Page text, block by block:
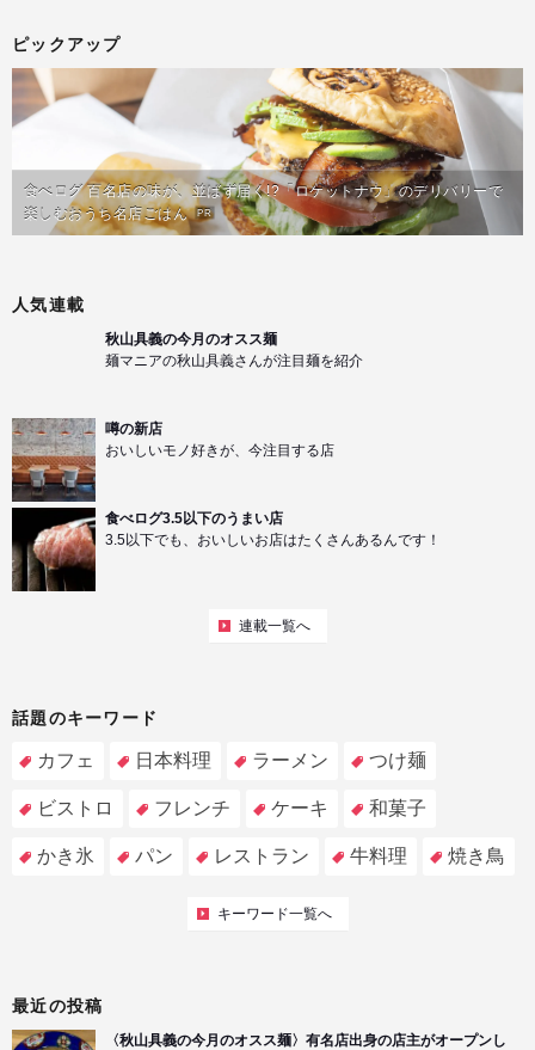
ピックアップ
食べログ 百名店の味が、並ばず届く!?「ロケットナウ」のデリバリーで
楽しむおうち名店ごはん PR
人気連載
秋山具義の今月のオスス麺
麺マニアの秋山具義さんが注目麺を紹介
噂の新店
おいしいモノ好きが、今注目する店
食べログ3.5以下のうまい店
3.5以下でも、おいしいお店はたくさんあるんです！
連載一覧へ
話題のキーワード
カフェ 日本料理 ラーメン つけ麺
ビストロ フレンチ ケーキ 和菓子
かき氷 パン レストラン 牛料理 焼き鳥
キーワード一覧へ
最近の投稿
〈秋山具義の今月のオスス麺〉有名店出身の店主がオープンし